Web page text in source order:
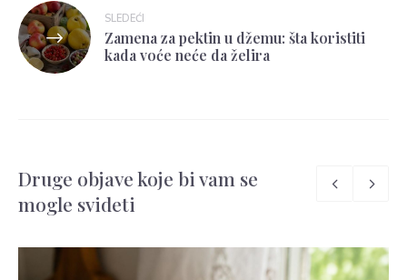
SLEDEĆI
Zamena za pektin u džemu: šta koristiti
kada voće neće da želira
Druge objave koje bi vam se
mogle svideti